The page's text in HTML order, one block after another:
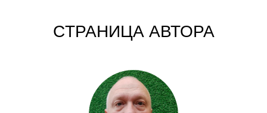
CТРАНИЦА АВТОРА